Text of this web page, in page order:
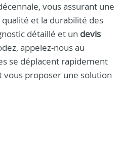
vous assurant une
et la durabilité des
détaillé et un devis
appelez-nous au
se déplacent rapidement
proposer une solution